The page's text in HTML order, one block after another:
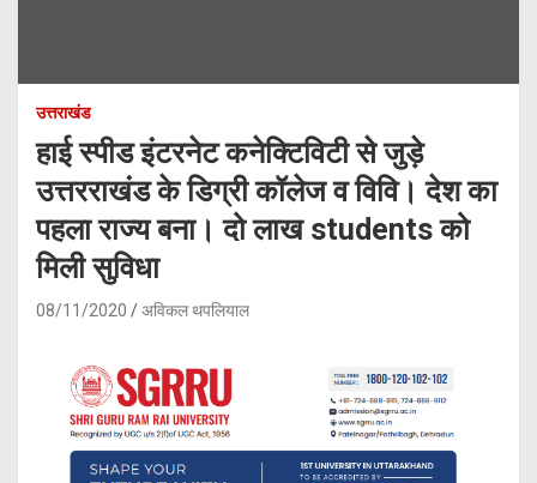
उत्तराखंड
हाई स्पीड इंटरनेट कनेक्टिविटी से जुड़े
उत्तरराखंड के डिग्री कॉलेज व विवि। देश का
पहला राज्य बना। दो लाख students को
मिली सुविधा
08/11/2020 अविकल थपलियाल